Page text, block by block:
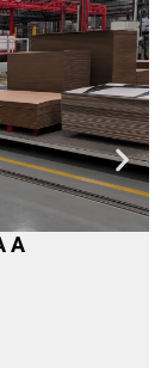
A